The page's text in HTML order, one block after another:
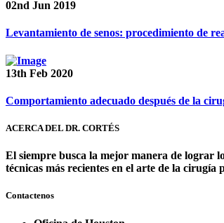
02nd Jun 2019
Levantamiento de senos: procedimiento de
13th Feb 2020
Comportamiento adecuado después de la
ACERCA DEL DR. CORTÉS
El siempre busca la mejor manera de lograr
técnicas más recientes en el arte de la cirugía
Contactenos